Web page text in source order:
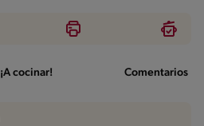
¡A cocinar! Comentarios